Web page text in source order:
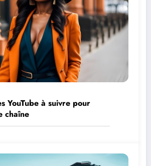
YouTube à suivre pour
chaîne